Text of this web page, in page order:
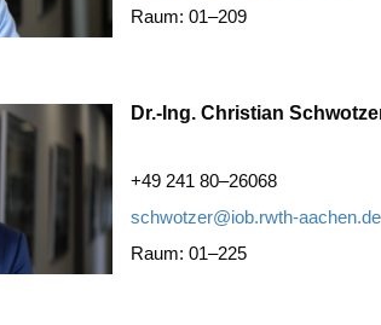
Raum: 01–209
Dr.-Ing. Christian
+49 241 80–26068
schwotzer@iob.rwth-aachen.de
Raum: 01–225